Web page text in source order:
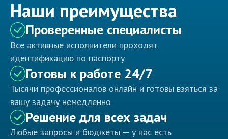
Наши преимущества
Проверенные специалисты
Все активные исполнители проходят
идентификацию по паспорту
Готовы к работе 24/7
Тысячи профессионалов онлайн и готовы взяться за
вашу задачу немедленно
Решение для всех задач
Любые запросы и бюджеты — у нас есть